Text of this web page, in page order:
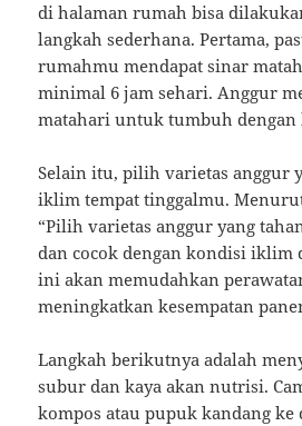
di halaman rumah bisa
langkah sederhana. Pertama,
rumahmu mendapat sinar
minimal 6 jam sehari. Anggur
matahari untuk tumbuh dengan
Selain itu, pilih varietas anggur
iklim tempat tinggalmu.
“Pilih varietas anggur yang
dan cocok dengan kondisi iklim
ini akan memudahkan
meningkatkan kesempatan
Langkah berikutnya adalah
subur dan kaya akan nutrisi.
kompos atau pupuk kandang ke